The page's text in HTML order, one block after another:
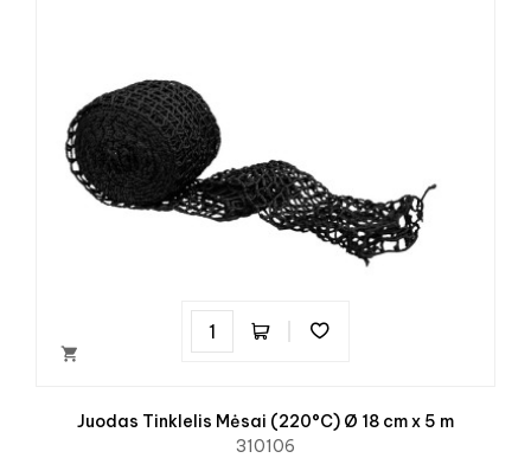

Juodas Tinklelis Mėsai (220°C) Ø 18 cm x 5 m
310106